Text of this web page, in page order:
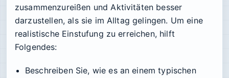
zusammenzureißen und Aktivitäten besser
darzustellen, als sie im Alltag gelingen. Um eine
realistische Einstufung zu erreichen, hilft
Folgendes:
Beschreiben Sie, wie es an einem typischen